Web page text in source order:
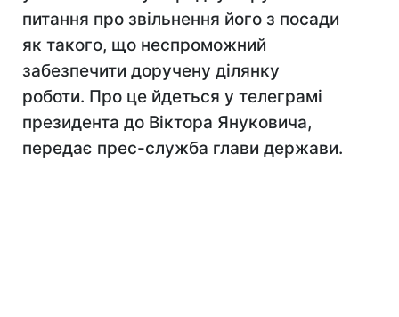
питання про звільнення його з посади
як такого, що неспроможний
забезпечити доручену ділянку
роботи. Про це йдеться у телеграмі
президента до Віктора Януковича,
передає прес-служба глави держави.